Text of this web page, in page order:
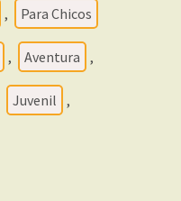
, Para Chicos
, Aventura ,
Juvenil ,